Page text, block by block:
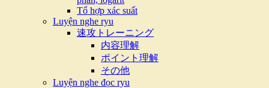
Tổ hợp xác suất
Luyện nghe ryu
速攻トレーニング
内容理解
ポイント理解
その他
Luyện nghe đọc ryu